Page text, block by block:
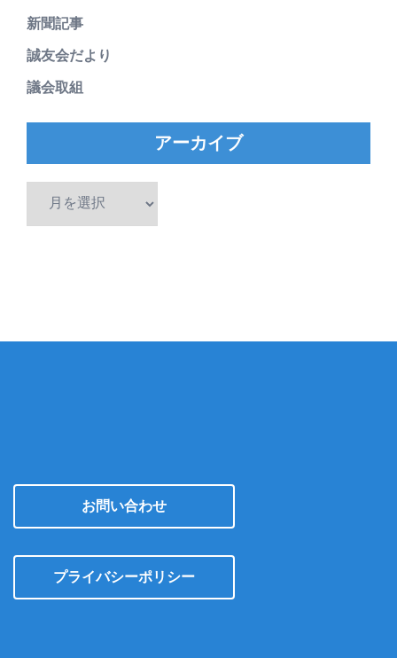
新聞記事
誠友会だより
議会取組
アーカイブ
お問い合わせ
プライバシーポリシー